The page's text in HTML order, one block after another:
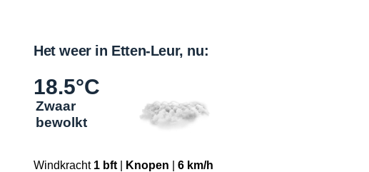
Het weer in Etten-Leur, nu:
18.5°C
Zwaar
bewolkt
Windkracht 1 bft Knopen
6 km/h